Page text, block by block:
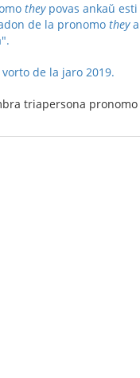
theypovas ankaŭ
de la pronomo they
de la jaro 2019.
triapersona pronomo